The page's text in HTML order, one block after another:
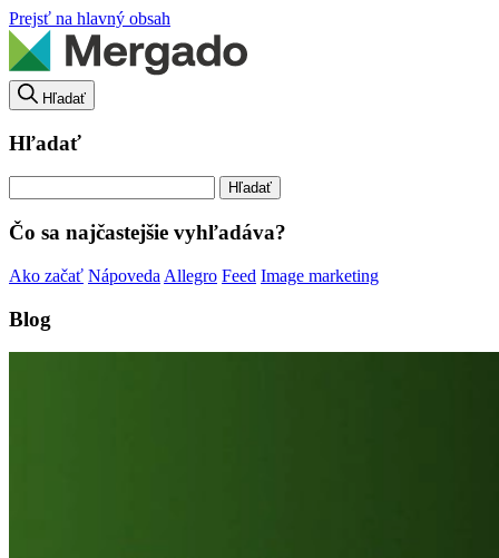
Prejsť na hlavný obsah
Hľadať
Hľadať
Čo sa najčastejšie vyhľadáva?
Ako začať Nápoveda Allegro Feed Image marketing
Blog